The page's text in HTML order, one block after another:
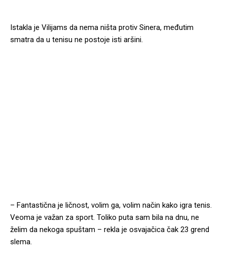
Istakla je Vilijams da nema ništa protiv Sinera, međutim
smatra da u tenisu ne postoje isti aršini.
– Fantastična je ličnost, volim ga, volim način kako igra tenis.
Veoma je važan za sport. Toliko puta sam bila na dnu, ne
želim da nekoga spuštam – rekla je osvajačica čak 23 grend
slema.